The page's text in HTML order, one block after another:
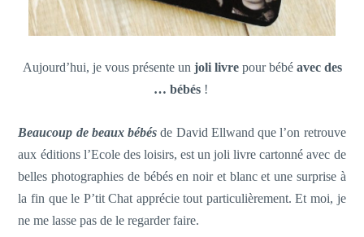
Aujourd’hui, je vous présente un joli livrepour bébé avec des
… bébés!
Beaucoup de beaux bébés de David Ellwand que l’on retrouve
aux éditions l’Ecole des loisirs, est un joli livre cartonné avec de
belles photographies de bébés en noir et blanc et une surprise à
la fin que le P’tit Chat apprécie tout particulièrement. Et moi, je
ne me lasse pas de le regarder faire.